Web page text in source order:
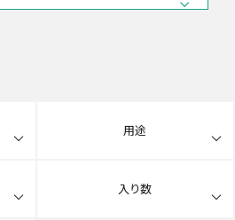
用途
入り数